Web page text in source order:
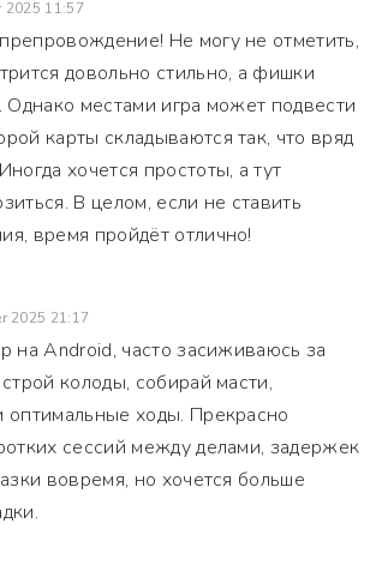
2025 11:57
Не могу не отметить,
довольно стильно, а фишки
Однако местами игра может подвести
карты складываются так, что вряд
хочется простоты, а тут
В целом, если не ставить
время пройдёт отлично!
2025 21:17
на Android, часто засиживаюсь за
колоды, собирай масти,
оптимальные ходы. Прекрасно
сессий между делами, задержек
вовремя, но хочется больше